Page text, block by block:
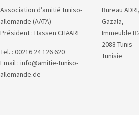
Association d’amitié tuniso-
allemande (AATA)
Président : Hassen CHAARI
Tel. : 00216 24 126 620
Email : info@amitie-tuniso-
allemande.de
Bureau
Gazala,
Immeuble
2088 Tunis
Tunisie